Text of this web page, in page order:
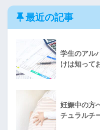
最近の記事
学生のアル
けは知って
妊娠中の方
チュラルチ